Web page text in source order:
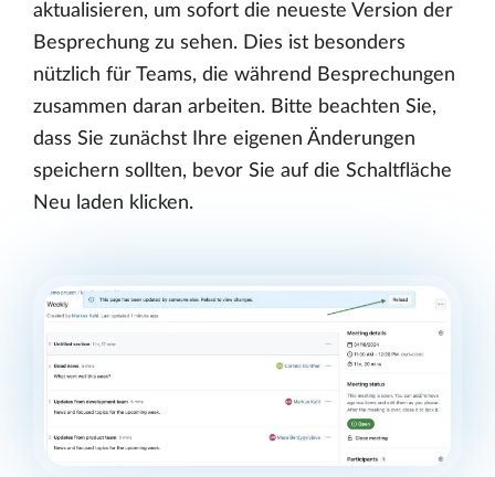
aktualisieren, um sofort die neueste Version der
Besprechung zu sehen. Dies ist besonders
nützlich für Teams, die während Besprechungen
zusammen daran arbeiten. Bitte beachten Sie,
dass Sie zunächst Ihre eigenen Änderungen
speichern sollten, bevor Sie auf die Schaltfläche
Neu laden klicken.